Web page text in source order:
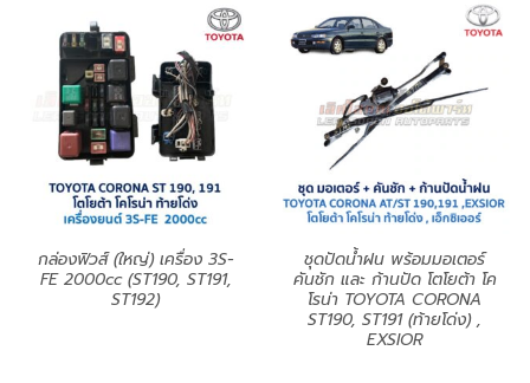
กล่องฟิวส์ (ใหญ่) เครื่อง 3S-
FE 2000cc (ST190, ST191,
ST192)
ชุดปัดน้ำฝน พร้อมมอเตอร์
คันชัก และ ก้านปัด โตโยต้า โค
โรน่า TOYOTA CORONA
ST190, ST191 (ท้ายโด่ง) ,
EXSIOR